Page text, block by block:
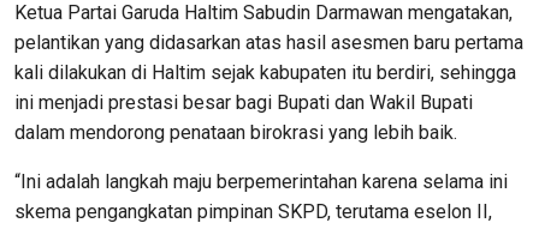
Ketua Partai Garuda Haltim Sabudin Darmawan mengatakan,
pelantikan yang didasarkan atas hasil asesmen baru pertama
kali dilakukan di Haltim sejak kabupaten itu berdiri, sehingga
ini menjadi prestasi besar bagi Bupati dan Wakil Bupati
dalam mendorong penataan birokrasi yang lebih baik.
“Ini adalah langkah maju berpemerintahan karena selama ini
skema pengangkatan pimpinan SKPD, terutama eselon II,